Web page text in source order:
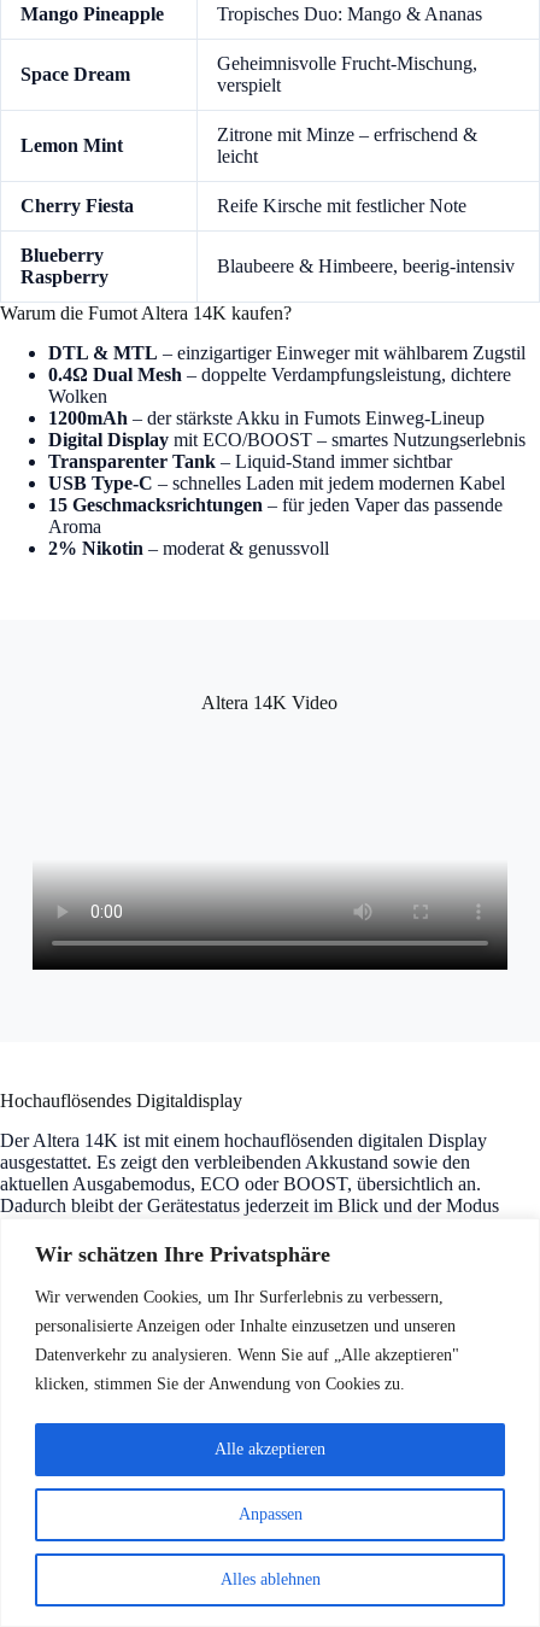
Wir schätzen Ihre Privatsphäre
Wir verwenden Cookies, um Ihr Surferlebnis zu verbessern,
personalisierte Anzeigen oder Inhalte einzusetzen und unseren
Datenverkehr zu analysieren. Wenn Sie auf „Alle akzeptieren"
klicken, stimmen Sie der Anwendung von Cookies zu.
Anpassen
Alles ablehnen
Alle akzeptieren
Mango Pineapple Tropisches Duo: Mango & Ananas
Space Dream
Geheimnisvolle Frucht-Mischung,
verspielt
Lemon Mint
Zitrone mit Minze – erfrischend &
leicht
Cherry Fiesta Reife Kirsche mit festlicher Note
Blueberry
Raspberry
Blaubeere & Himbeere, beerig-intensiv
Warum die Fumot Altera 14K kaufen?
DTL & MTL – einzigartiger Einweger mit wählbarem Zugstil
0.4Ω Dual Mesh – doppelte Verdampfungsleistung, dichtere
Wolken
1200mAh – der stärkste Akku in Fumots Einweg-Lineup
Digital Display mit ECO/BOOST – smartes Nutzungserlebnis
Transparenter Tank – Liquid-Stand immer sichtbar
USB Type-C – schnelles Laden mit jedem modernen Kabel
15 Geschmacksrichtungen – für jeden Vaper das passende
Aroma
2% Nikotin – moderat & genussvoll
Altera 14K Video
Hochauflösendes Digitaldisplay
Der Altera 14K ist mit einem hochauflösenden digitalen Display
ausgestattet. Es zeigt den verbleibenden Akkustand sowie den
aktuellen Ausgabemodus, ECO oder BOOST, übersichtlich an.
Dadurch bleibt der Gerätestatus jederzeit im Blick und der Modus
Dual Mesh Coils
Die integrierte 0,4-Ω-Dual-Mesh-Coil-Technologie unterstützt
eine gleichmäßige E-Liquid-Verdampfung und sorgt für ein
Airflow Control und den ECO/BOOST-Modi lässt sich das
Dampferlebnis flexibel an unterschiedliche Vorlieben
1200 mAh